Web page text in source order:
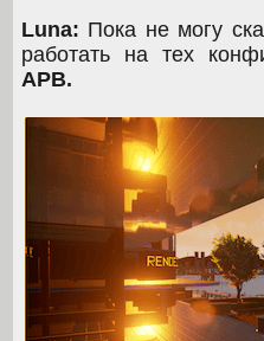
Luna: Пока не могу
работать на тех
APB.